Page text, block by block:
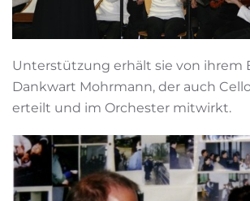
Unterstützung erhält sie von ihrem
Dankwart Mohrmann, der auch
erteilt und im Orchester mitwirkt.